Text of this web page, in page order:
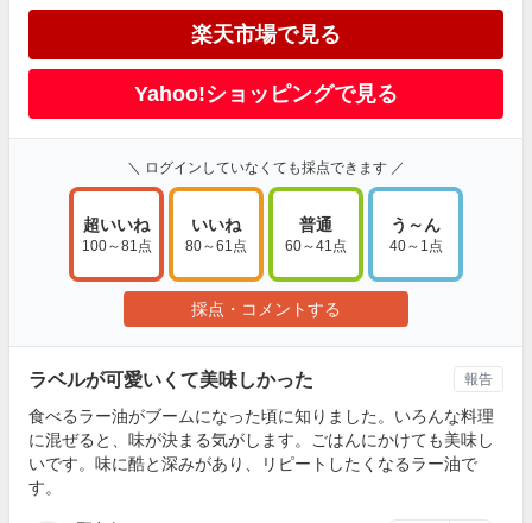
楽天市場で見る
Yahoo!ショッピングで見る
＼ ログインしていなくても採点できます ／
超いいね
100～81点
いいね
80～61点
普通
60～41点
う～ん
40～1点
採点・コメントする
ラベルが可愛いくて美味しかった
食べるラー油がブームになった頃に知りました。いろんな料理
に混ぜると、味が決まる気がします。ごはんにかけても美味し
いです。味に酷と深みがあり、リピートしたくなるラー油で
す。
報告